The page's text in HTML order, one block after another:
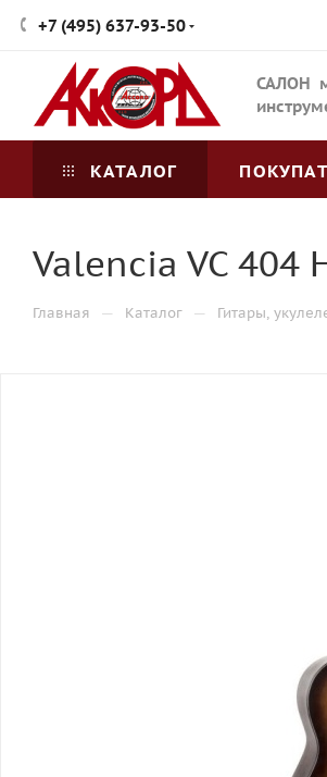
+7 (495) 637-93-50
САЛОН
КАТАЛОГ
Valencia VC 404
Главная — Каталог — Гитары,